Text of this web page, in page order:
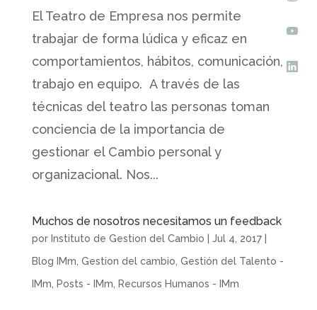
El Teatro de Empresa nos permite
trabajar de forma lúdica y eficaz en
comportamientos, hábitos, comunicación,
trabajo en equipo. A través de las
técnicas del teatro las personas toman
conciencia de la importancia de
gestionar el Cambio personal y
organizacional. Nos...
Muchos de nosotros necesitamos un feedback
por Instituto de Gestion del Cambio Jul 4, 2017|
Blog IMm Gestion del cambio Gestión del Talento -
IMm
Posts - IMm Recursos Humanos - IMm